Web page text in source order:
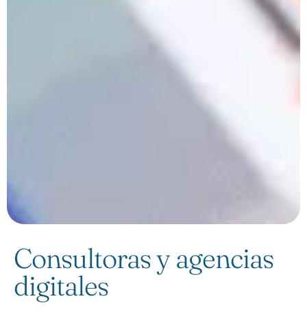
Consultoras y agencias
digitales